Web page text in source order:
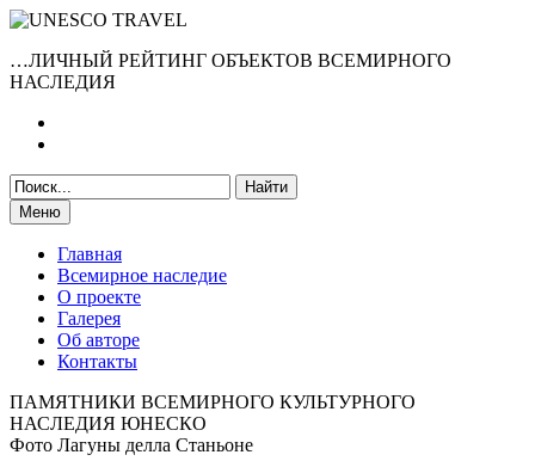
…ЛИЧНЫЙ РЕЙТИНГ ОБЪЕКТОВ ВСЕМИРНОГО
НАСЛЕДИЯ
Меню
Главная
Всемирное наследие
О проекте
Галерея
Об авторе
Контакты
ПАМЯТНИКИ ВСЕМИРНОГО КУЛЬТУРНОГО
НАСЛЕДИЯ ЮНЕСКО
Фото Лагуны делла Станьоне